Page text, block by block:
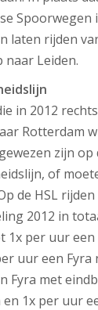
Spoorwegen
laten rijden
Leiden.
in 2012
Rotterdam
zijn op
of
de HSL
2012 in
1x per uur
uur een Fyra
Fyra met
1x per uur